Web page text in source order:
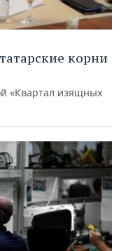
корни
«Квартал изящных